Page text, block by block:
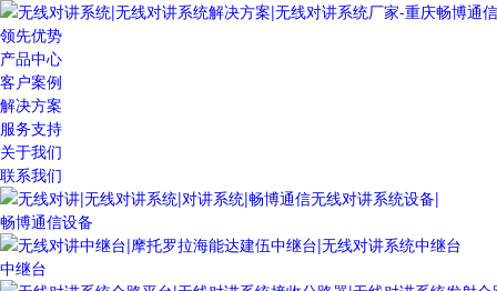
领先优势
产品中心
客户案例
解决方案
服务支持
关于我们
联系我们
畅博通信设备
中继台